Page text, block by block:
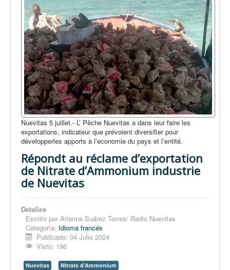
Nuevitas 5 juillet.- L’ Pêche Nuevitas a dans leur faire les
exportations, indicateur que prévoient diversifier pour
développerles apports à l’economie du pays et l’entité.
Répondt au réclame d’exportation
de Nitrate d’Ammonium industrie
de Nuevitas
Detalles
Escrito por Arianna Suárez Torres/ Radio Nuevitas
Categoría: Idioma francés
Publicado: 04 Julio 2024
Visto: 196
Nuevitas Nitrate d’Ammonium